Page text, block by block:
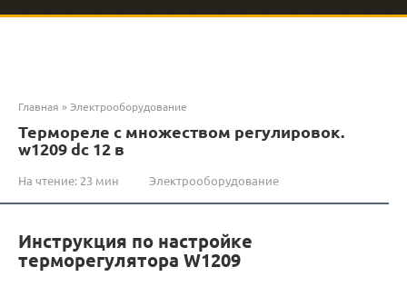
Главная »Электрооборудование
Термореле с множеством регулировок.
w1209 dc 12 в
На чтение: 23 мин Электрооборудование
Инструкция по настройке
терморегулятора W1209